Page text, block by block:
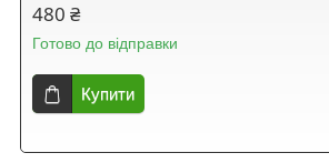
480 ₴
Готово до відправки
Купити